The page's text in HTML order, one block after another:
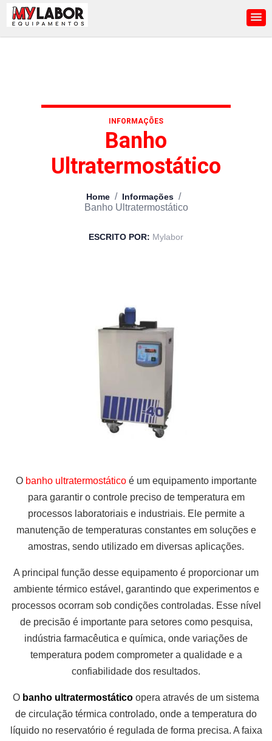
INFORMAÇÕES
Banho
Ultratermostático
Home / Informações /
Banho Ultratermostático
ESCRITO POR: Mylabor
O banho ultratermostáticoé um equipamento importante
para garantir o controle preciso de temperatura em
processos laboratoriais e industriais. Ele permite a
manutenção de temperaturas constantes em soluções e
amostras, sendo utilizado em diversas aplicações.
A principal função desse equipamento é proporcionar um
ambiente térmico estável, garantindo que experimentos e
processos ocorram sob condições controladas. Esse nível
de precisão é importante para setores como pesquisa,
indústria farmacêutica e química, onde variações de
temperatura podem comprometer a qualidade e a
confiabilidade dos resultados.
O banho ultratermostático opera através de um sistema
de circulação térmica controlado, onde a temperatura do
líquido no reservatório é regulada de forma precisa. A faixa